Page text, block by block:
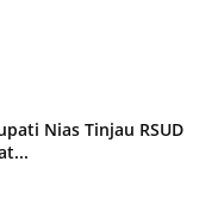
Nias Tinjau RSUD